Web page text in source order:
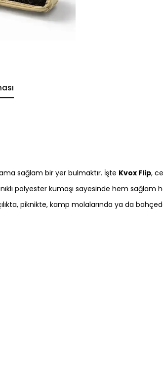
sağlam bir yer bulmaktır. İşte Kvox Flip,
polyester kumaşı sayesinde hem sağlam
piknikte, kamp molalarında ya da